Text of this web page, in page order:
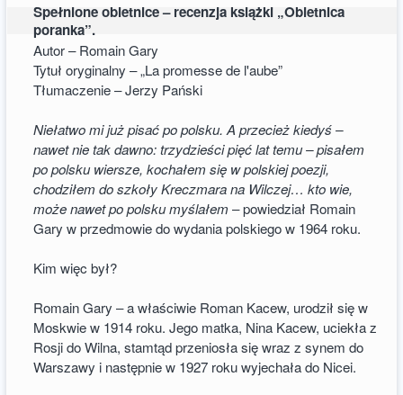
Spełnione obietnice – recenzja książki „Obietnica
poranka”.
Autor – Romain Gary
Tytuł oryginalny – „La promesse de l'aube”
Tłumaczenie – Jerzy Pański
Niełatwo mi już pisać po polsku. A przecież kiedyś –
nawet nie tak dawno: trzydzieści pięć lat temu – pisałem
po polsku wiersze, kochałem się w polskiej poezji,
chodziłem do szkoły Kreczmara na Wilczej… kto wie,
może nawet po polsku myślałem – powiedział Romain
Gary w przedmowie do wydania polskiego w 1964 roku.
Kim więc był?
Romain Gary – a właściwie Roman Kacew, urodził się w
Moskwie w 1914 roku. Jego matka, Nina Kacew, uciekła z
Rosji do Wilna, stamtąd przeniosła się wraz z synem do
Warszawy i następnie w 1927 roku wyjechała do Nicei.